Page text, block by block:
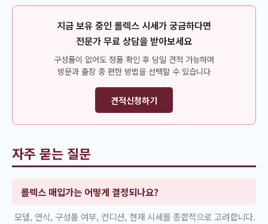
지금 보유 중인 롤렉스 시세가 궁금하다면
전문가 무료 상담을 받아보세요
구성품이 없어도 정품 확인 후 당일 견적 가능하며
방문과 출장 중 편한 방법을 선택할 수 있습니다
견적신청하기
자주 묻는 질문
롤렉스 매입가는 어떻게 결정되나요?
모델, 연식, 구성품 여부, 컨디션, 현재 시세를 종합적으로 고려합니다.